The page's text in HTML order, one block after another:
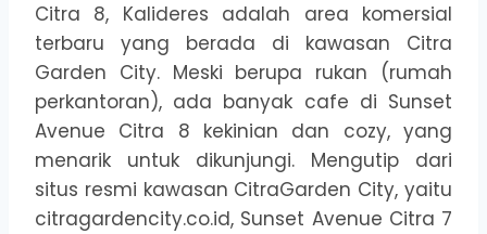
Citra 8, Kalideres adalah area komersial
terbaru yang berada di kawasan Citra
Garden City. Meski berupa rukan (rumah
perkantoran), ada banyak cafe di Sunset
Avenue Citra 8 kekinian dan cozy, yang
menarik untuk dikunjungi. Mengutip dari
situs resmi kawasan CitraGarden City, yaitu
citragardencity.co.id, Sunset Avenue Citra 7